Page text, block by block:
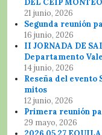
DEL CEIP
21 junio, 2026
Segunda reunión
16 junio, 2026
II JORNADA DE
Departamento
14 junio, 2026
Reseña del
mitos
12 junio, 2026
Primera reunión
29 mayo, 2026